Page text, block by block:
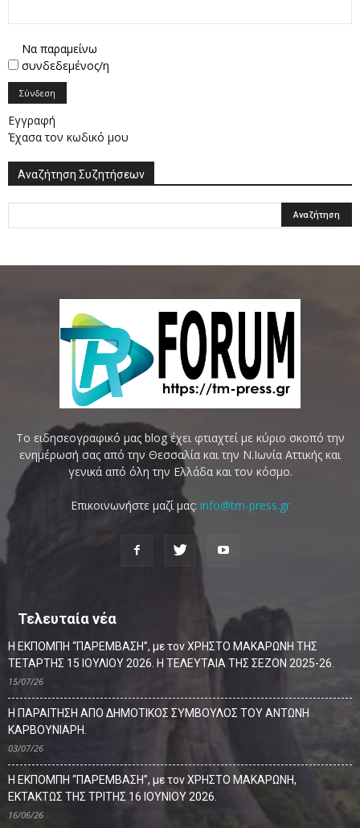
Να παραμείνω
συνδεδεμένος/η
Σύνδεση
Εγγραφή
Έχασα τον κωδικό μου
Αναζήτηση Συζητήσεων
Το ειδησεογραφικό μας blog έχει φτιαχτεί με κύριο σκοπό την
ενημέρωσή σας από την Θεσσαλία και την Ν.Ιωνία Αττικής και
γενικά από όλη την Ελλάδα και τον κόσμο.
Επικοινωνήστε μαζί μας: info@tm-press.gr
Τελευταία νέα
Η ΕΚΠΟΜΠΗ “ΠΑΡΕΜΒΑΣΗ”, με τον ΧΡΗΣΤΟ ΜΑΚΑΡΩΝΗ ΤΗΣ
ΤΕΤΑΡΤΗΣ 15 ΙΟΥΛΙΟΥ 2026. Η ΤΕΛΕΥΤΑΙΑ ΤΗΣ ΣΕΖΟΝ 2025-26.
15/07/26
Η ΠΑΡΑΙΤΗΣΗ ΑΠΟ ΔΗΜΟΤΙΚΟΣ ΣΥΜΒΟΥΛΟΣ ΤΟΥ ΑΝΤΩΝΗ
ΚΑΡΒΟΥΝΙΑΡΗ.
03/07/26
Η ΕΚΠΟΜΠΗ “ΠΑΡΕΜΒΑΣΗ”, με τον ΧΡΗΣΤΟ ΜΑΚΑΡΩΝΗ,
ΕΚΤΑΚΤΩΣ ΤΗΣ ΤΡΙΤΗΣ 16 ΙΟΥΝΙΟΥ 2026.
16/06/26